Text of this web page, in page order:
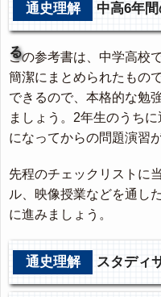
通史理解 中高6年
る
この参考書は、中学高校
簡潔にまとめられたもの
できるので、本格的な勉
ましょう。2年生のうち
になってからの問題演習
先程のチェックリストに
ル、映像授業などを通し
に進みましょう。
通史理解 スタディ